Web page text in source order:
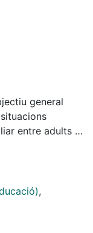
general
entre adults i
tal
en el
del nostre
,